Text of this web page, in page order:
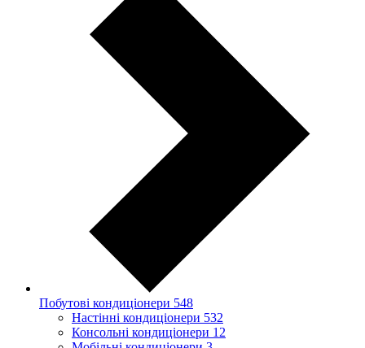
Побутові кондиціонери 548
Настінні кондиціонери 532
Консольні кондиціонери 12